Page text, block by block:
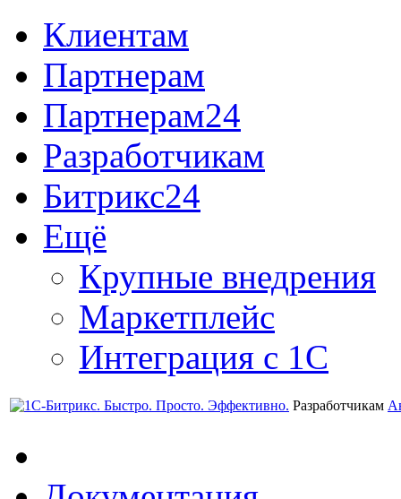
Клиентам
Партнерам
Партнерам24
Разработчикам
Битрикс24
Ещё
Крупные внедрения
Маркетплейс
Интеграция с 1С
Разработчикам